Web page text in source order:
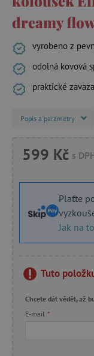
dreamy
vyrobeno z
odolná kovová
praktické
Popis a parametry
599 Kč s
Plaťte
Jak na
Tuto
Chcete dát vědět, až
E-mail *